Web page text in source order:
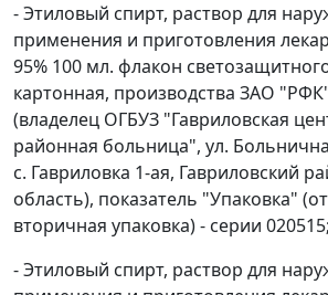
- Этиловый спирт, раствор для
применения и приготовления
95% 100 мл. флакон
картонная, производства ЗАО
(владелец ОГБУЗ "Гавриловская
районная больница", ул.
с. Гавриловка 1-ая, Гавриловский
область), показатель "Упаковка"
вторичная упаковка) - серии 020515;
- Этиловый спирт, раствор для